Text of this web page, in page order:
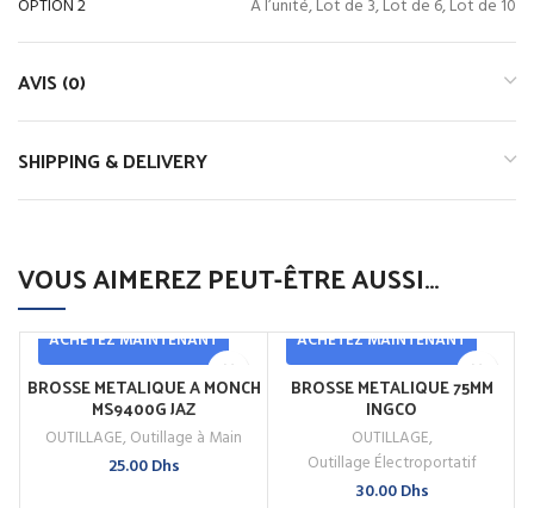
OPTION 2 A l’unité, Lot de 3, Lot de 6, Lot de 10
AVIS (0)
SHIPPING & DELIVERY
VOUS AIMEREZ PEUT-ÊTRE AUSSI…
ACHETEZ MAINTENANT
BROSSE METALIQUE A MONCH
MS9400G JAZ
OUTILLAGE, Outillage à Main
25.00Dhs
ACHETEZ MAINTENANT
BROSSE METALIQUE 75MM
INGCO
OUTILLAGE,
Outillage Électroportatif
30.00Dhs